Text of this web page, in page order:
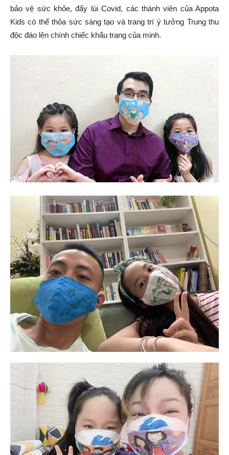
bảo vệ sức khỏe, đẩy lùi Covid, các thành viên của Appota
Kids có thể thỏa sức sáng tạo và trang trí ý tưởng Trung thu
độc đáo lên chính chiếc khẩu trang của minh.